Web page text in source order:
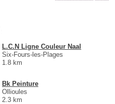
L.C.N Ligne Couleur Naal
Six-Fours-les-Plages
1.8 km
Bk Peinture
Ollioules
2.3 km